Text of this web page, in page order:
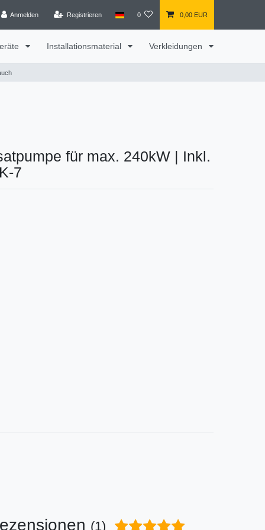
Anmelden Registrieren 0 0,00 EUR
Installationsmaterial Verkleidungen
für max. 240kW | Inkl.
7
(1)